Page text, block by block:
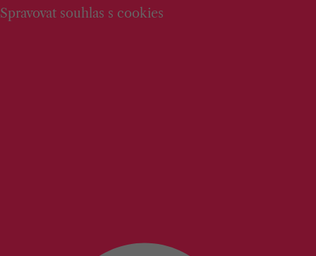
Spravovat souhlas s cookies